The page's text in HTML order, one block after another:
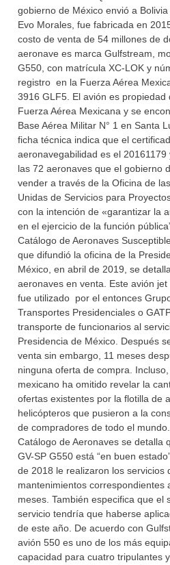
gobierno de México envió a
Evo Morales, fue fabricada en
costo de venta de 54 millones de
aeronave es marca Gulfstream,
G550, con matrícula XC-LOK y
registro en la Fuerza Aérea
3916 GLF5. El avión es propiedad
Fuerza Aérea Mexicana y se
Base Aérea Militar N° 1 en Santa
ficha técnica indica que el
aeronavegabilidad es el 20161179
las 72 aeronaves que el gobierno
vender a través de la Oficina de
Unidas de Servicios para
con la intención de «garantizar la
en el ejercicio de la función
Catálogo de Aeronaves
que difundió la oficina de la
México, en abril de 2019, se
aeronaves en venta. Este avión jet
fue utilizado por el entonces
Transportes Presidenciales o
transporte de funcionarios al
Presidencia de México. Después
venta sin embargo, 11 meses
ninguna oferta de compra.
mexicano ha omitido revelar la
ofertas existentes por la flotilla de
helicópteros que pusieron a la
de compradores de todo el
Catálogo de Aeronaves se detalla
GV-SP G550 está “en buen
de 2018 le realizaron los servicios
mantenimientos correspondientes
meses. También especifica que el
servicio tendría que haberse
de este año. De acuerdo con
avión 550 es uno de los más
capacidad para cuatro tripulantes